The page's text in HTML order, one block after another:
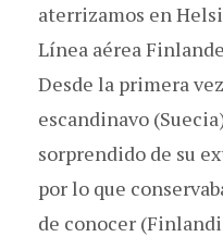
aterrizamos en
Línea aérea
Desde la primera
escandinavo
sorprendido de su
por lo que
de conocer